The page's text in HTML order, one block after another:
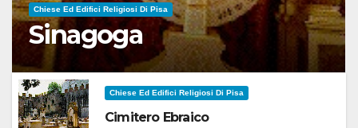
Chiese Ed Edifici Religiosi Di Pisa
Sinagoga
Chiese Ed Edifici Religiosi Di Pisa
Cimitero Ebraico